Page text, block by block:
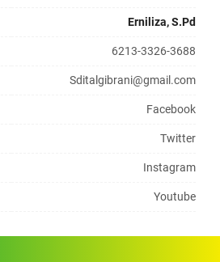
Erniliza, S.Pd
6213-3326-3688
Sditalgibrani@gmail.com
Facebook
Twitter
Instagram
Youtube